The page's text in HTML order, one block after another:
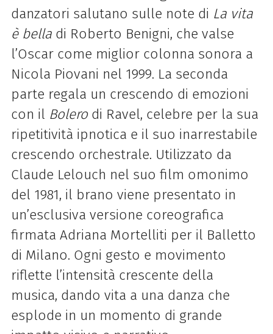
danzatori salutano sulle note di La vita
è belladi Roberto Benigni, che valse
l’Oscar come miglior colonna sonora a
Nicola Piovani nel 1999. La seconda
parte regala un crescendo di emozioni
con il Bolerodi Ravel, celebre per la sua
ripetitività ipnotica e il suo inarrestabile
crescendo orchestrale. Utilizzato da
Claude Lelouch nel suo film omonimo
del 1981, il brano viene presentato in
un’esclusiva versione coreografica
firmata Adriana Mortelliti per il Balletto
di Milano. Ogni gesto e movimento
riflette l’intensità crescente della
musica, dando vita a una danza che
esplode in un momento di grande